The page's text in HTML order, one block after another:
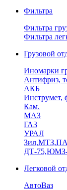
Фильтра
Фильтра
Фильтра
Грузовой
Иномарки
Антифриз,
АКБ
Инструмет,
Кам.
МАЗ
ГА3
УРАЛ
ДТ-
Легковой
АвтоВаз